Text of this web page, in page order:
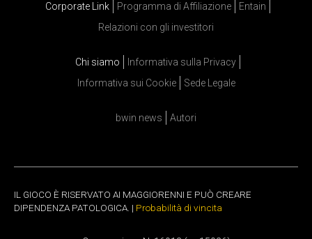
Corporate Link Programma di Affiliazione
Entain
Relazioni con gli investitori
Chi siamo
Informativa sulla Privacy
Informativa sui Cookie
Sede Legale
bwin news Autori
IL GIOCO È RISERVATO AI MAGGIORENNI E PUÒ CREARE
DIPENDENZA PATOLOGICA. | Probabilità di vincita